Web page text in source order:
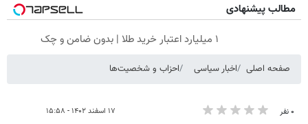
مطالب پیشنهادی
۱ میلیارد اعتبار خرید طلا | بدون ضامن و چک
صفحه اصلی اخبار سیاسی احزاب و شخصیت‌ها
۰ نفر ۱۷ اسفند ۱۴۰۲ - ۱۵:۵۸